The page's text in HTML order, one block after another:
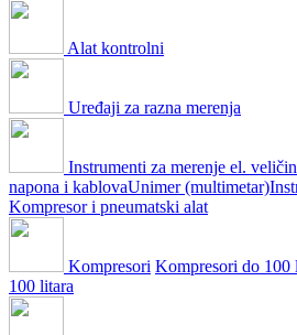
Alat kontrolni
Uređaji za razna merenja
Instrumenti za merenje el.
napona i kablovaUnimer (multimetar)
Kompresor i pneumatski alat
Kompresori Kompresori do 100
100 litara